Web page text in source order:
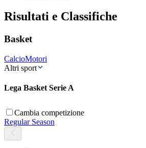
Risultati e Classifiche
Basket
CalcioMotori
Altri sport
Lega Basket Serie A
Cambia competizione
Regular Season